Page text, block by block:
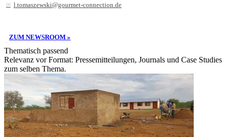
l.tomaszewski@gourmet-connection.de
ZUM NEWSROOM »
Thematisch passend
Relevanz vor Format: Pressemitteilungen, Journals und Case Studies
zum selben Thema.